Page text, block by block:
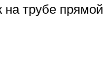
трубе прямой